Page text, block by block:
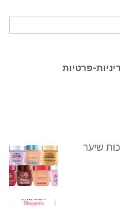
פרטיות
שיער